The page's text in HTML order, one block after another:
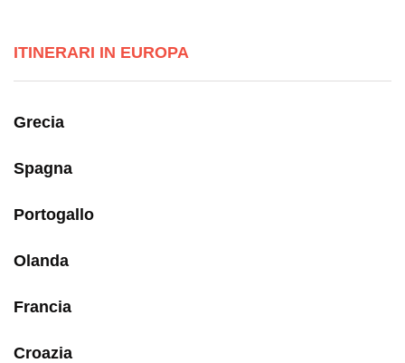
ITINERARI IN EUROPA
Grecia
Spagna
Portogallo
Olanda
Francia
Croazia